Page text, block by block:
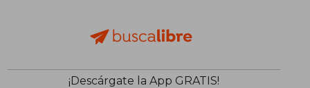
¡Descárgate la App GRATIS!